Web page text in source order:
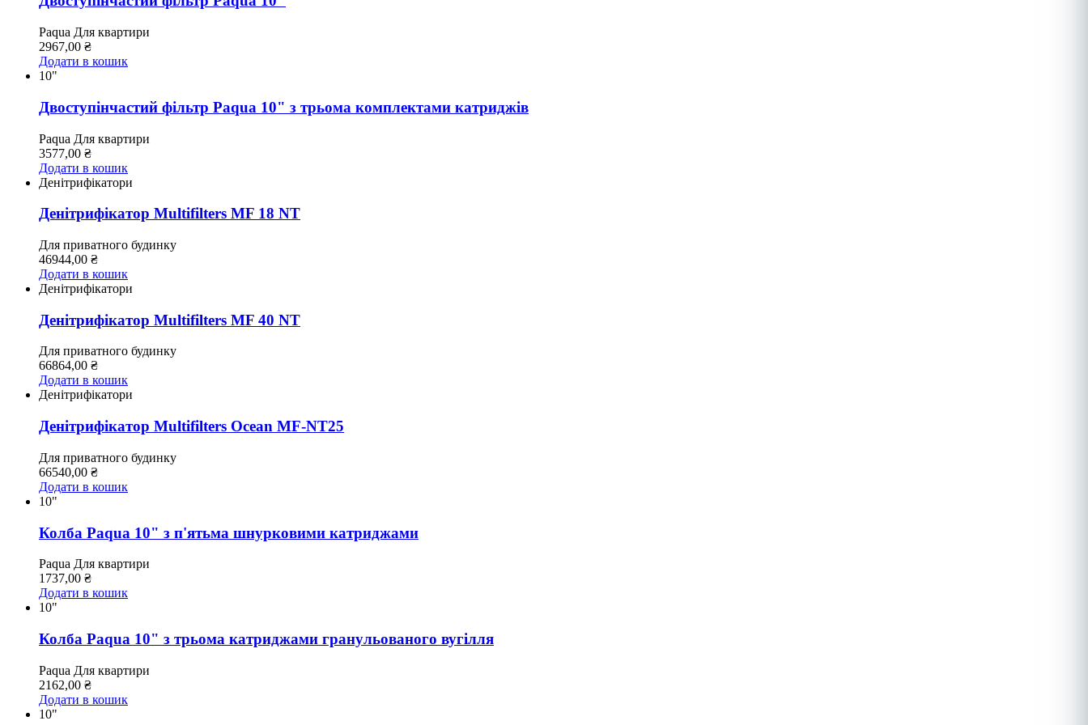
Paqua Для квартири
2967,00 ₴
Додати в кошик
10"
Двоступінчастий фільтр Paqua 10" з трьома комплектами катриджів
Paqua Для квартири
3577,00 ₴
Додати в кошик
Денітрифікатори
Денітрифікатор Multifilters MF 18 NT
Для приватного будинку
46944,00 ₴
Додати в кошик
Денітрифікатори
Денітрифікатор Multifilters MF 40 NT
Для приватного будинку
66864,00 ₴
Додати в кошик
Денітрифікатори
Денітрифікатор Multifilters Ocean MF-NT25
Для приватного будинку
66540,00 ₴
Додати в кошик
10"
Колба Paqua 10" з п'ятьма шнурковими катриджами
Paqua Для квартири
1737,00 ₴
Додати в кошик
10"
Колба Paqua 10" з трьома катриджами гранульованого вугілля
Paqua Для квартири
2162,00 ₴
Додати в кошик
10"